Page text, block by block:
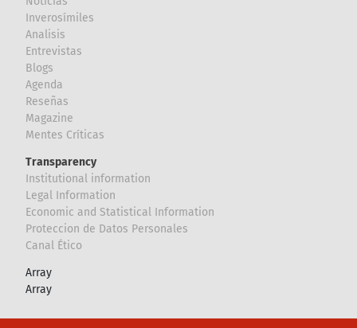
Inverosímiles
Analisis
Entrevistas
Blogs
Agenda
Reseñas
Magazine
Mentes Críticas
Transparency
Institutional information
Legal Information
Economic and Statistical Information
Proteccion de Datos Personales
Canal Ético
Array
Array